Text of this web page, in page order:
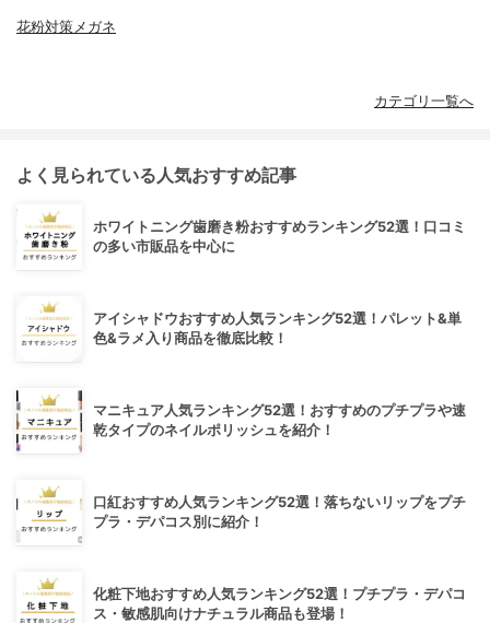
花粉対策メガネ
カテゴリ一覧へ
よく見られている人気おすすめ記事
ホワイトニング歯磨き粉おすすめランキング52選！口コミ
の多い市販品を中心に
アイシャドウおすすめ人気ランキング52選！パレット&単
色&ラメ入り商品を徹底比較！
マニキュア人気ランキング52選！おすすめのプチプラや速
乾タイプのネイルポリッシュを紹介！
口紅おすすめ人気ランキング52選！落ちないリップをプチ
プラ・デパコス別に紹介！
化粧下地おすすめ人気ランキング52選！プチプラ・デパコ
ス・敏感肌向けナチュラル商品も登場！